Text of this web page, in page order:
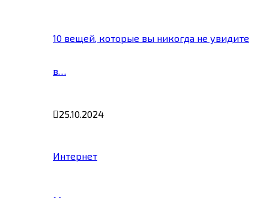
10 вещей, которые вы никогда не увидите
в…
25.10.2024
Интернет